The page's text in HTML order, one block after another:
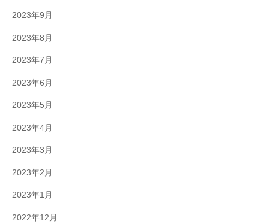
2023年9月
2023年8月
2023年7月
2023年6月
2023年5月
2023年4月
2023年3月
2023年2月
2023年1月
2022年12月